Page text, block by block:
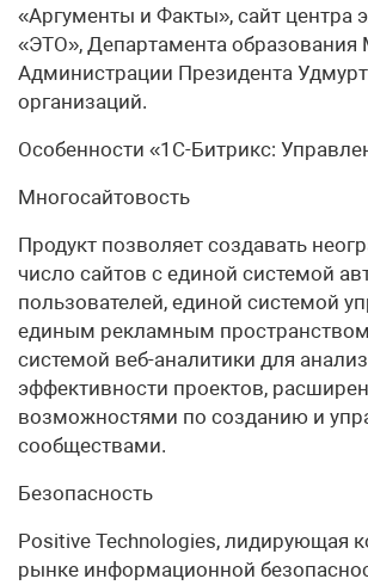
«Аргументы и Факты», сайт центра
«ЭТО», Департамента
Администрации Президента
организаций.
Особенности «1С-Битрикс:
Многосайтовость
Продукт позволяет создавать
число сайтов с единой системой
пользователей, единой системой
единым рекламным
системой веб-аналитики для
эффективности проектов,
возможностями по созданию и
сообществами.
Безопасность
Positive Technologies, лидирующая
рынке информационной